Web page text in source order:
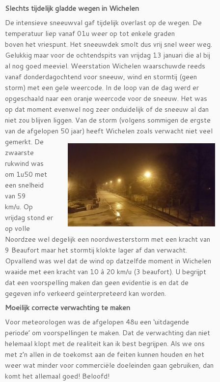
Slechts tijdelijk gladde wegen in Wichelen
De intensieve sneeuwval gaf tijdelijk overlast op de wegen. De
temperatuur liep vanaf 01u weer op tot enkele graden
boven het vriespunt. Het sneeuwdek smolt dus vrij snel weer weg.
Gelukkig maar voor de ochtendspits van vrijdag 13 januari die al bij
al nog goed meeviel. Weerstation Wichelen waarschuwde reeds
vanaf donderdagochtend voor sneeuw, wind en stormtij (geen
storm) met een gele weercode. In de loop van de dag werd er
opgeschaald naar een oranje weercode voor de sneeuw. Het was
op dat moment evenwel nog zeer onduidelijk of de sneeuw al dan
niet zou blijven liggen. Van de storm (volgens sommigen de ergste
van de afgelopen 50 jaar) heeft Wichelen zoals verwacht niet veel
gemerkt. De
zwaarste
rukwind was
om 1u50 met
een snelheid
van 59
km/u. Op
vrijdag stond er
op volle
Noordzee wel degelijk een noordwesterstorm met een kracht van
9 Beaufort maar het stormtij klokte lager af dan verwacht.
Opvallend was wel dat de wind op datzelfde moment in Wichelen
waaide met een kracht van 10 à 20 km/u (3 beaufort). U begrijpt
dat een voorspelling maken dan geen evidentie is en dat de
gegeven info verkeerd geïnterpreteerd kan worden.
Moeilijk correcte verwachting te maken
Voor meteorologen was de afgelopen 48u een ‘uitdagende
periode’ om voorspellingen te maken. Dat de verwachting dan niet
helemaal klopt met de realiteit kan ik best begrijpen. Als we ons
met z’n allen in de toekomst aan de feiten kunnen houden en het
weer wat minder voor commerciële doeleinden gaan gebruiken, dan
komt het allemaal goed! Beloofd!